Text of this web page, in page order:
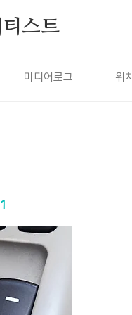
스트
미디어로그 위
1